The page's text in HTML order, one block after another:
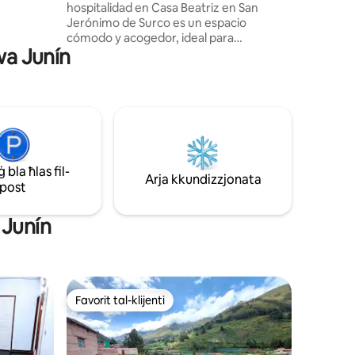
hospitalidad en Casa Beatriz en San
Jerónimo de Surco es un espacio
cómodo y acogedor, ideal para
desconectar y descansar. Disfruta de
habitaciones con vista directa a las
Toboganes de Songos El equilibrio entre
naturaleza y descanso. 📌
Estacionamiento gratuito y ofrecemos
recojo desde el paradero previa consulta
Junín
bla ħlas fil-
post
Arja kkundizzjonata
Favorit tal-klijenti
Favorit tal-klijenti